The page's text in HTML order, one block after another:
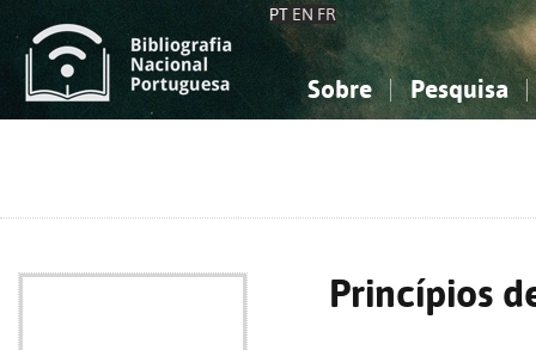
PT EN FR
Sobre Pesquisa
Princípios